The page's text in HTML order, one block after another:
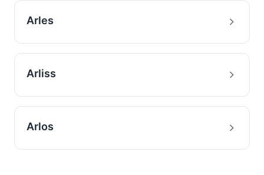
Arles
Arliss
Arlos